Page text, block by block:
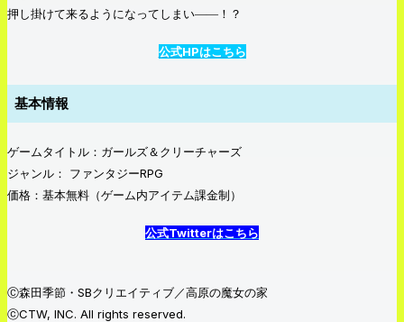
押し掛けて来るようになってしまい――！？
公式HPはこちら
基本情報
ゲームタイトル：ガールズ＆クリーチャーズ
ジャンル： ファンタジーRPG
価格：基本無料（ゲーム内アイテム課金制）
公式Twitterはこちら
Ⓒ森田季節・SBクリエイティブ／高原の魔女の家
ⓒCTW, INC. All rights reserved.